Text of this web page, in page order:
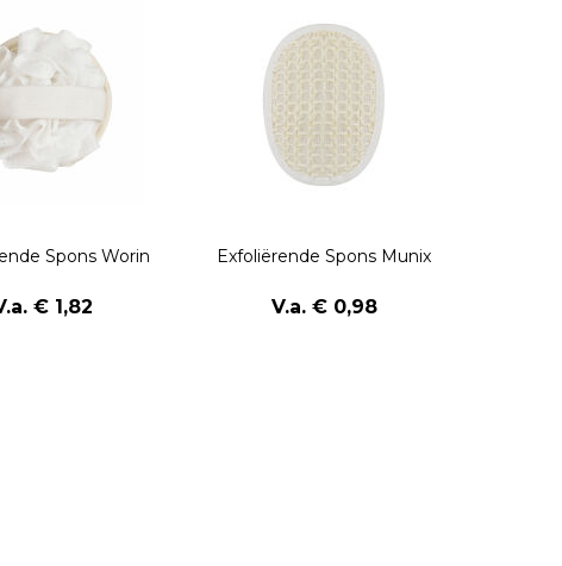
Spons Worin
€ 1,82
Exfoliërende Spons Munix
V.a. € 0,98